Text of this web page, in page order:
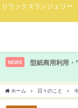
リラックスランジェリー
NEWS
型紙商用利用・
ホーム 日々のこと